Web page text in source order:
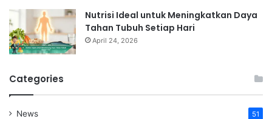
Nutrisi Ideal untuk Meningkatkan Daya
Tahan Tubuh Setiap Hari
April 24, 2026
Categories
News 51